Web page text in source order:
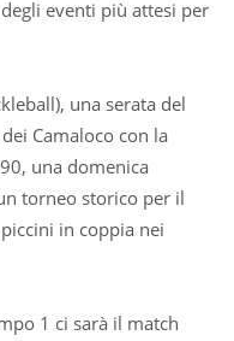
eventi più attesi per
una serata del
Camaloco con la
una domenica
torneo storico per il
in coppia nei
1 ci sarà il match